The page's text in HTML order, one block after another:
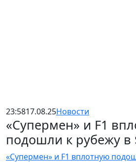
23:5817.08.25Новости
«Супермен» и F1
подошли к рубежу в
«Супермен» и F1 вплотную